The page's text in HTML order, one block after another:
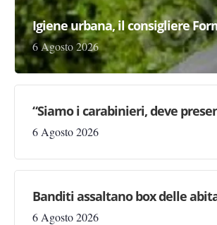
Igiene urbana, il consigliere
6 Agosto 2026
“Siamo i carabinieri, deve
6 Agosto 2026
Banditi assaltano box delle
6 Agosto 2026